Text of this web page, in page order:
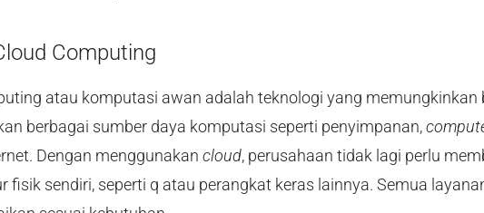
Computing
atau komputasi awan adalah teknologi yang memungkinkan
berbagai sumber daya komputasi seperti penyimpanan,
Dengan menggunakan cloud, perusahaan tidak lagi perlu
fisik sendiri, seperti q atau perangkat keras lainnya. Semua